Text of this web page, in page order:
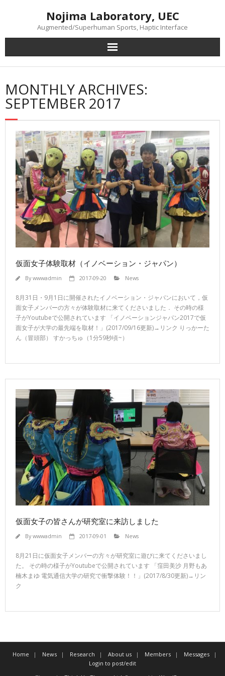
Nojima Laboratory, UEC
Augmented/Superhuman Sports, Haptic Interface
MONTHLY ARCHIVES:
SEPTEMBER 2017
仮面女子体験取材（イノベーション・ジャパン）
Bywwwadmin 2017-09-20 News
8月31日・9月1日に開催されたイノベーション・ジャパンにおいて，仮
面女子メンバーの方々が体験取材に来てくださいました． その時の様
子がYoutubeで公開されています 「イノベーションジャパン2017で仮
面女子が大学の最先端を取材！」(2017/09/16更新)→リンク りっかーた
ん（冒頭部） すかっちゅ（1分59秒頃~）
仮面女子の皆さんが研究室に来訪しました
Bywwwadmin 2017-09-01 News
8月21日に仮面女子メンバーの方々が研究室に遊びに来てくださいまし
た。 その時の様子がYoutubeで公開されています 「窪田美沙 月野もあ
楠木まゆ 電気通信大学の研究で衝撃体験！！」(2017/8/30更新)→リン
ク
Home News Research About us Members
Messages
Login to post/edit